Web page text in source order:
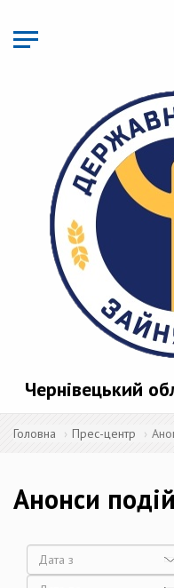
основного
матеріалу
Чернівецький
Головна Прес-центр
Анонси подій
Дата